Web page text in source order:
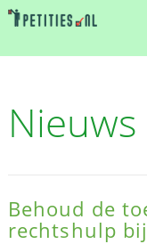
Nieuws
Behoud de
rechtshulp